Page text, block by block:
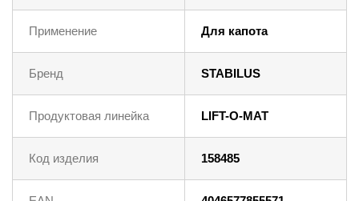
Применение Для капота
Бренд STABILUS
Продуктовая линейка LIFT-O-MAT
Код изделия 158485